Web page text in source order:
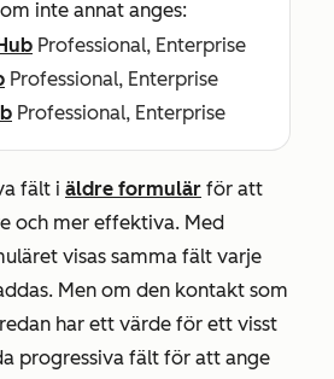
inte annat anges:
Professional, Enterprise
Professional, Enterprise
Professional, Enterprise
fält i äldre formulär för att
och mer effektiva. Med
visas samma fält varje
Men om den kontakt som
har ett värde för ett visst
progressiva fält för att ange